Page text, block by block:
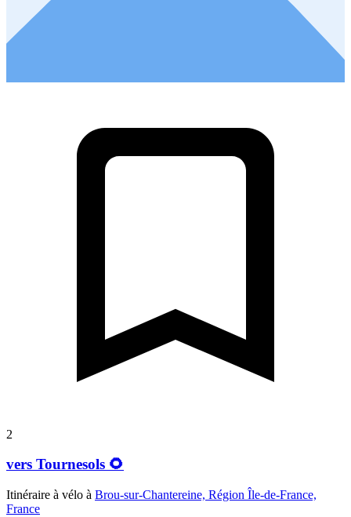
2
vers Tournesols 🌻
Itinéraire à vélo à Brou-sur-Chantereine, Région Île-de-France,
France